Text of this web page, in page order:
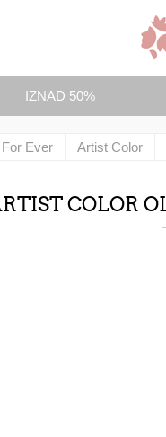
IZNAD 50%
Ever Artist Color
COLOR